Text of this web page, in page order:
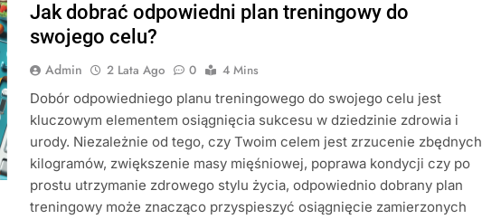
Jak dobrać odpowiedni plan treningowy do
swojego celu?
Admin 2 Lata Ago 0
4 Mins
Dobór odpowiedniego planu treningowego do swojego celu jest
kluczowym elementem osiągnięcia sukcesu w dziedzinie zdrowia i
urody. Niezależnie od tego, czy Twoim celem jest zrzucenie zbędnych
kilogramów, zwiększenie masy mięśniowej, poprawa kondycji czy po
prostu utrzymanie zdrowego stylu życia, odpowiednio dobrany plan
treningowy może znacząco przyspieszyć osiągnięcie zamierzonych